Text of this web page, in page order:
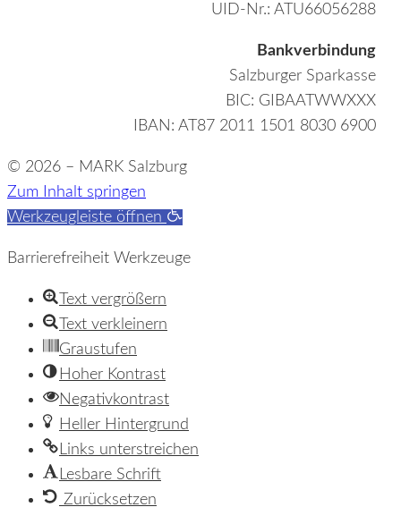
UID-Nr.: ATU66056288
Bankverbindung
Salzburger Sparkasse
BIC: GIBAATWWXXX
IBAN: AT87 2011 1501 8030 6900
© 2026 – MARK Salzburg
Zum Inhalt springen
Werkzeugleiste öffnen
Barrierefreiheit Werkzeuge
Text vergrößern
Text verkleinern
Graustufen
Hoher Kontrast
Negativkontrast
Heller Hintergrund
Links unterstreichen
Lesbare Schrift
Zurücksetzen